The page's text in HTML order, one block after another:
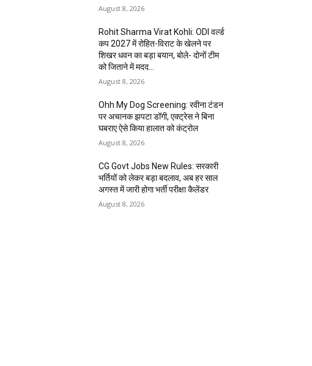
August 8, 2026
Rohit Sharma Virat Kohli: ODI वर्ल्ड
कप 2027 में रोहित-विराट के खेलने पर
शिखर धवन का बड़ा बयान, बोले- दोनों टीम
को जिताने में मदद...
August 8, 2026
Ohh My Dog Screening: रवीना टंडन
पर अचानक झपटा डॉगी, एक्ट्रेस ने बिना
घबराए ऐसे किया हालात को कंट्रोल
August 8, 2026
CG Govt Jobs New Rules: सरकारी
भर्तियों को लेकर बड़ा बदलाव, अब हर साल
अगस्त में जारी होगा भर्ती परीक्षा कैलेंडर
August 8, 2026